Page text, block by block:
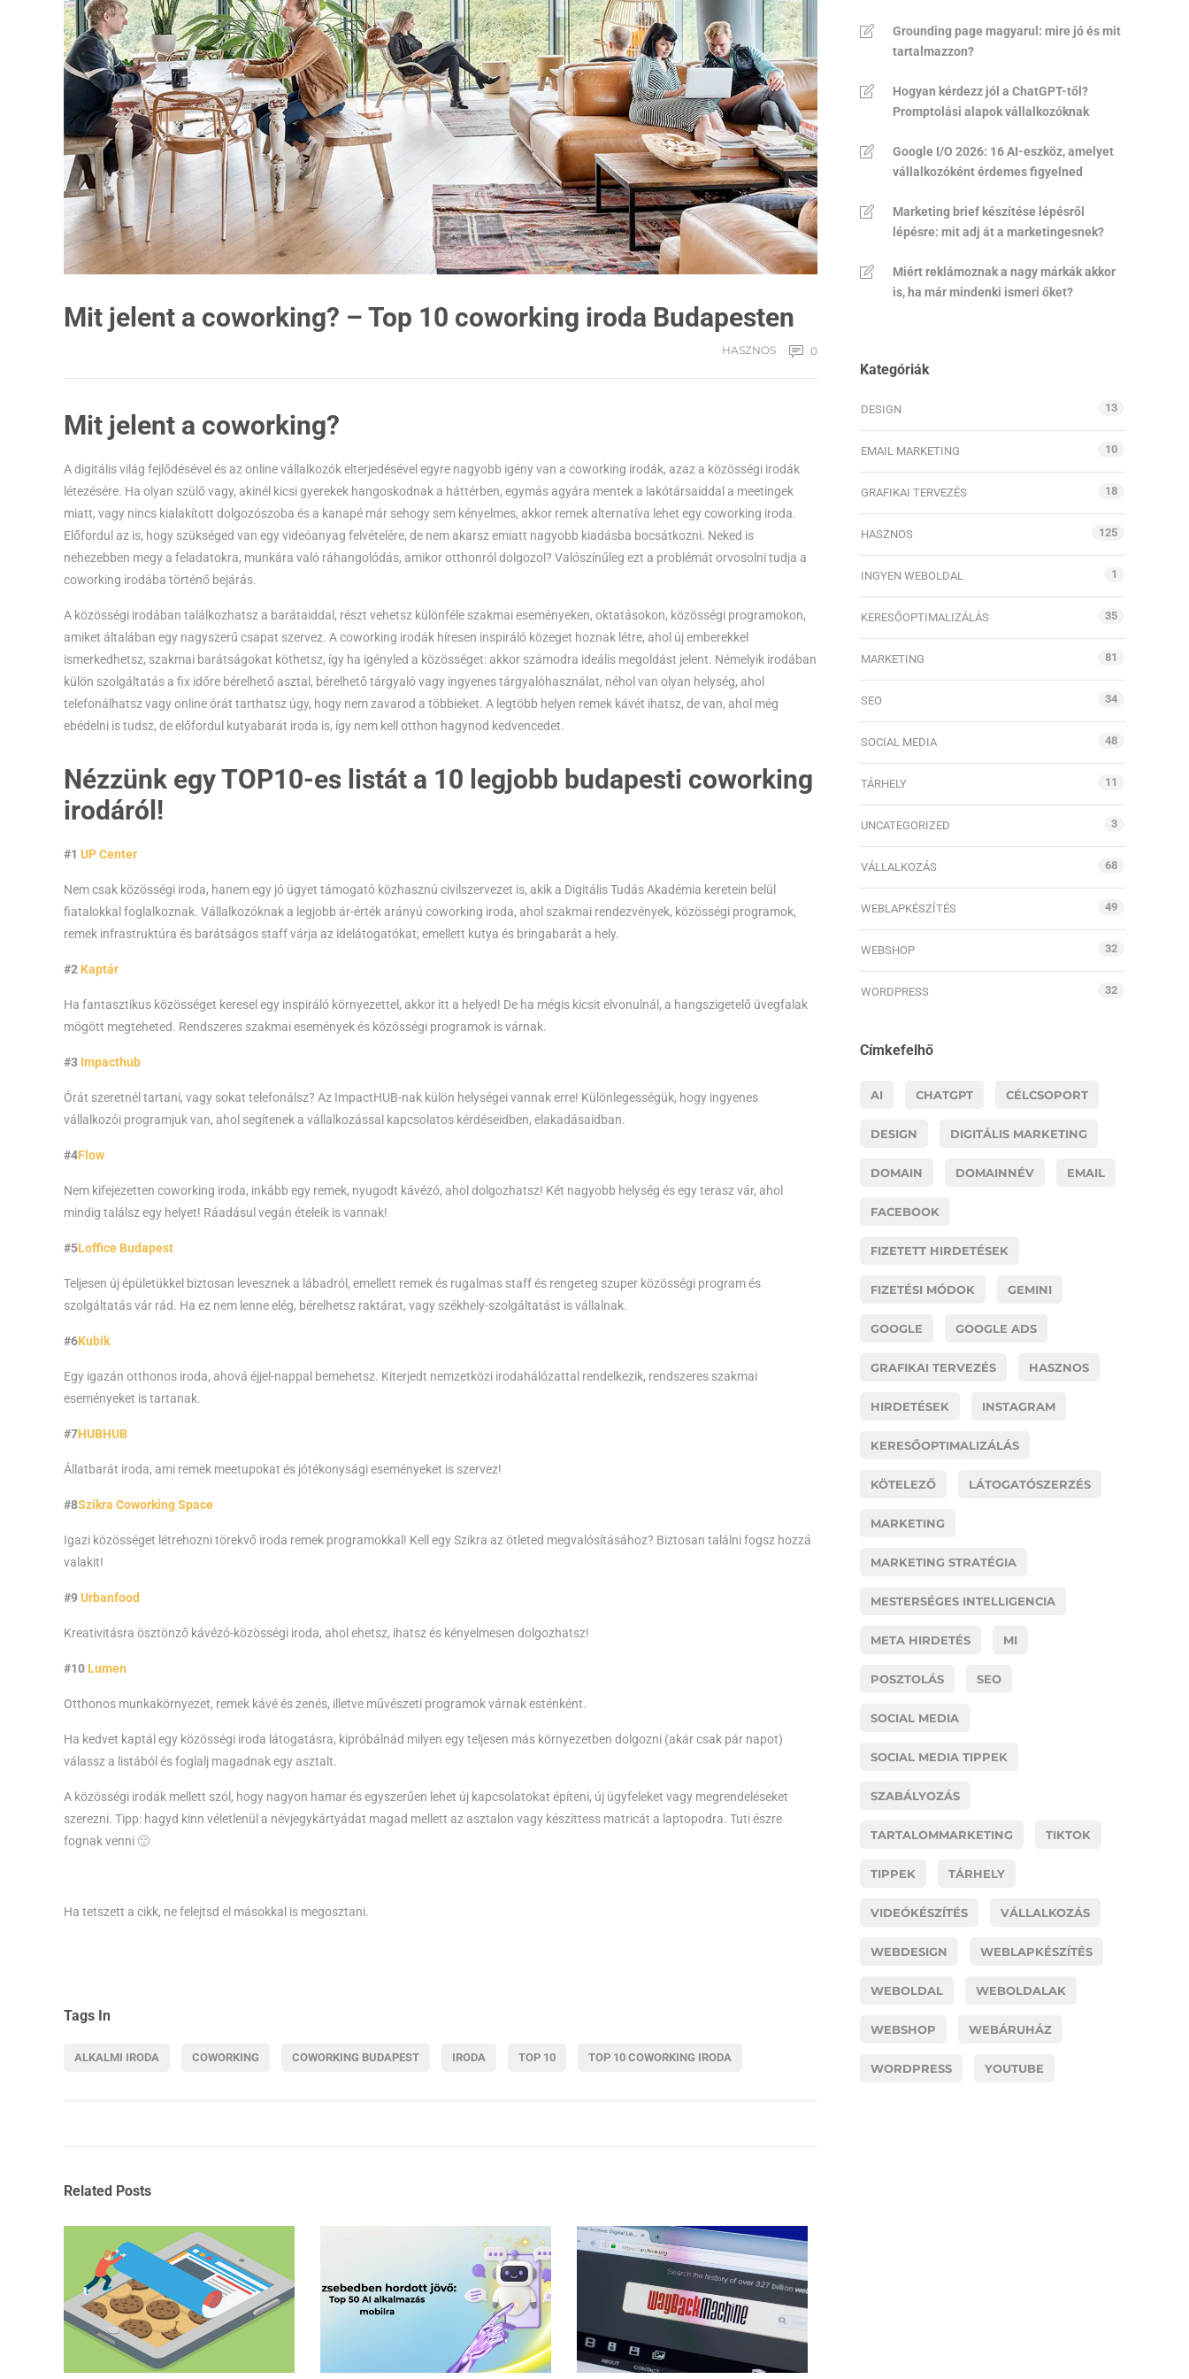
Mit jelent a coworking? – Top 10 coworking iroda Budapesten
HASZNOS 0
Mit jelent a coworking?
A digitális világ fejlődésével és az online vállalkozók elterjedésével egyre nagyobb igény van a coworking irodák, azaz a közösségi irodák
létezésére. Ha olyan szülő vagy, akinél kicsi gyerekek hangoskodnak a háttérben, egymás agyára mentek a lakótársaiddal a meetingek
miatt, vagy nincs kialakított dolgozószoba és a kanapé már sehogy sem kényelmes, akkor remek alternatíva lehet egy coworking iroda.
Előfordul az is, hogy szükséged van egy videóanyag felvételére, de nem akarsz emiatt nagyobb kiadásba bocsátkozni. Neked is
nehezebben megy a feladatokra, munkára való ráhangolódás, amikor otthonról dolgozol? Valószínűleg ezt a problémát orvosolni tudja a
coworking irodába történő bejárás.
A közösségi irodában találkozhatsz a barátaiddal, részt vehetsz különféle szakmai eseményeken, oktatásokon, közösségi programokon,
amiket általában egy nagyszerű csapat szervez. A coworking irodák híresen inspiráló közeget hoznak létre, ahol új emberekkel
ismerkedhetsz, szakmai barátságokat köthetsz, így ha igényled a közösséget: akkor számodra ideális megoldást jelent. Némelyik irodában
külön szolgáltatás a fix időre bérelhető asztal, bérelhető tárgyaló vagy ingyenes tárgyalóhasználat, néhol van olyan helység, ahol
telefonálhatsz vagy online órát tarthatsz úgy, hogy nem zavarod a többieket. A legtöbb helyen remek kávét ihatsz, de van, ahol még
ebédelni is tudsz, de előfordul kutyabarát iroda is, így nem kell otthon hagynod kedvencedet.
Nézzünk egy TOP10-es listát a 10 legjobb budapesti coworking
irodáról!
#1 UP Center
Nem csak közösségi iroda, hanem egy jó ügyet támogató közhasznú civilszervezet is, akik a Digitális Tudás Akadémia keretein belül
fiatalokkal foglalkoznak. Vállalkozóknak a legjobb ár-érték arányú coworking iroda, ahol szakmai rendezvények, közösségi programok,
remek infrastruktúra és barátságos staff várja az idelátogatókat; emellett kutya és bringabarát a hely.
#2 Kaptár
Ha fantasztikus közösséget keresel egy inspiráló környezettel, akkor itt a helyed! De ha mégis kicsit elvonulnál, a hangszigetelő üvegfalak
mögött megteheted. Rendszeres szakmai események és közösségi programok is várnak.
#3 Impacthub
Órát szeretnél tartani, vagy sokat telefonálsz? Az ImpactHUB-nak külön helységei vannak erre! Különlegességük, hogy ingyenes
vállalkozói programjuk van, ahol segítenek a vállalkozással kapcsolatos kérdéseidben, elakadásaidban.
#4Flow
Nem kifejezetten coworking iroda, inkább egy remek, nyugodt kávézó, ahol dolgozhatsz! Két nagyobb helység és egy terasz vár, ahol
mindig találsz egy helyet! Ráadásul vegán ételeik is vannak!
#5Loffice Budapest
Teljesen új épületükkel biztosan levesznek a lábadról, emellett remek és rugalmas staff és rengeteg szuper közösségi program és
szolgáltatás vár rád. Ha ez nem lenne elég, bérelhetsz raktárat, vagy székhely-szolgáltatást is vállalnak.
#6Kubik
Egy igazán otthonos iroda, ahová éjjel-nappal bemehetsz. Kiterjedt nemzetközi irodahálózattal rendelkezik, rendszeres szakmai
eseményeket is tartanak.
#7HUBHUB
Állatbarát iroda, ami remek meetupokat és jótékonysági eseményeket is szervez!
#8Szikra Coworking Space
Igazi közösséget létrehozni törekvő iroda remek programokkal! Kell egy Szikra az ötleted megvalósításához? Biztosan találni fogsz hozzá
valakit!
#9Urbanfood
Kreativitásra ösztönző kávézó-közösségi iroda, ahol ehetsz, ihatsz és kényelmesen dolgozhatsz!
#10 Lumen
Otthonos munkakörnyezet, remek kávé és zenés, illetve művészeti programok várnak esténként.
Ha kedvet kaptál egy közösségi iroda látogatásra, kipróbálnád milyen egy teljesen más környezetben dolgozni (akár csak pár napot)
válassz a listából és foglalj magadnak egy asztalt.
A közösségi irodák mellett szól, hogy nagyon hamar és egyszerűen lehet új kapcsolatokat építeni, új ügyfeleket vagy megrendeléseket
szerezni. Tipp: hagyd kinn véletlenül a névjegykártyádat magad mellett az asztalon vagy készíttess matricát a laptopodra. Tuti észre
fognak venni 🙂
Ha tetszett a cikk, ne felejtsd el másokkal is megosztani.
Tags In
ALKALMI IRODA COWORKING COWORKING BUDAPEST IRODA TOP 10 TOP 10 COWORKING IRODA
Related Posts
Grounding page magyarul: mire jó és mit
tartalmazzon?
Hogyan kérdezz jól a ChatGPT-től?
Promptolási alapok vállalkozóknak
Google I/O 2026: 16 AI-eszköz, amelyet
vállalkozóként érdemes figyelned
Marketing brief készítése lépésről
lépésre: mit adj át a marketingesnek?
Miért reklámoznak a nagy márkák akkor
is, ha már mindenki ismeri őket?
Kategóriák
DESIGN 13
EMAIL MARKETING 10
GRAFIKAI TERVEZÉS 18
HASZNOS 125
INGYEN WEBOLDAL 1
KERESŐOPTIMALIZÁLÁS 35
MARKETING 81
SEO 34
SOCIAL MEDIA 48
TÁRHELY 11
UNCATEGORIZED 3
VÁLLALKOZÁS 68
WEBLAPKÉSZÍTÉS 49
WEBSHOP 32
WORDPRESS 32
Címkefelhő
AI CHATGPT CÉLCSOPORT
DESIGN DIGITÁLIS MARKETING
DOMAIN DOMAINNÉV EMAIL
FACEBOOK
FIZETETT HIRDETÉSEK
FIZETÉSI MÓDOK GEMINI
GOOGLE GOOGLE ADS
GRAFIKAI TERVEZÉS HASZNOS
HIRDETÉSEK INSTAGRAM
KERESŐOPTIMALIZÁLÁS
KÖTELEZŐ LÁTOGATÓSZERZÉS
MARKETING
MARKETING STRATÉGIA
MESTERSÉGES INTELLIGENCIA
META HIRDETÉS MI
POSZTOLÁS SEO
SOCIAL MEDIA
SOCIAL MEDIA TIPPEK
SZABÁLYOZÁS
TARTALOMMARKETING TIKTOK
TIPPEK TÁRHELY
VIDEÓKÉSZÍTÉS VÁLLALKOZÁS
WEBDESIGN WEBLAPKÉSZÍTÉS
WEBOLDAL WEBOLDALAK
WEBSHOP WEBÁRUHÁZ
WORDPRESS YOUTUBE